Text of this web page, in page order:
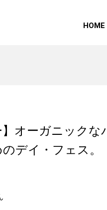
HOME
オーガニックな
デイ・フェス。